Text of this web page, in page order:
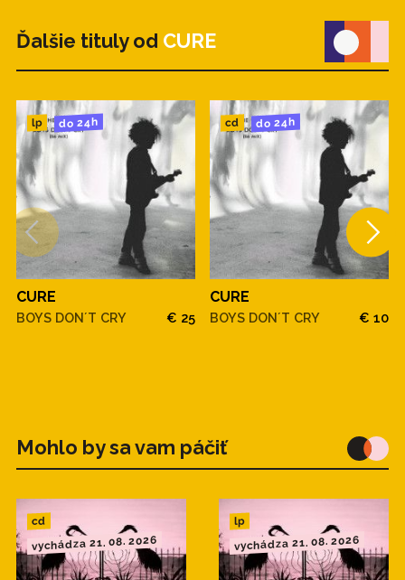
Ďalšie tituly od CURE
lp do 24h
CURE
BOYS DON´T CRY € 25
cd do 24h
CURE
BOYS DON´T CRY € 10
Mohlo by sa vam páčiť
cd
vychádza 21. 08. 2026
lp
vychádza 21. 08. 2026